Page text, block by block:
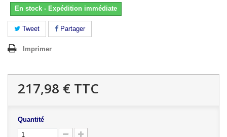
En stock - Expédition immédiate
Tweet Partager
Imprimer
217,98 € TTC
Quantité